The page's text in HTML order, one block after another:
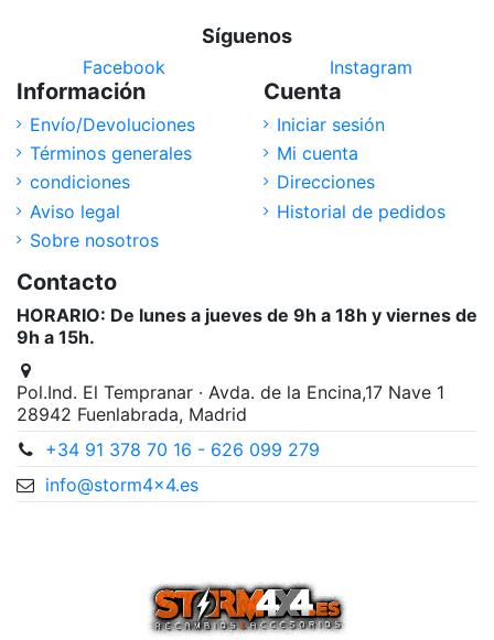
Síguenos
Facebook Instagram
Información
Envío/Devoluciones
Términos generales
condiciones
Aviso legal
Sobre nosotros
Cuenta
Iniciar sesión
Mi cuenta
Direcciones
Historial de pedidos
Contacto
HORARIO: De lunes a jueves de 9h a 18h y viernes de
9h a 15h.
Pol.Ind. El Tempranar · Avda. de la Encina,17 Nave 1
28942 Fuenlabrada, Madrid
+34 91 378 70 16 - 626 099 279
info@storm4x4.es